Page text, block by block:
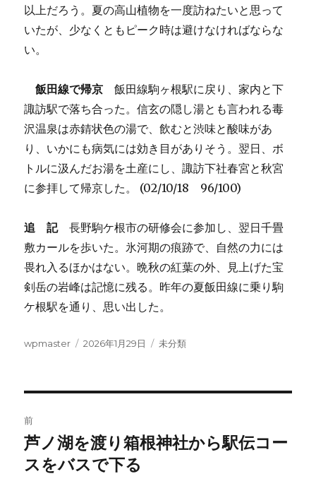
以上だろう。夏の高山植物を一度訪ねたいと思って
いたが、少なくともピーク時は避けなければならな
い。
飯田線で帰京 飯田線駒ヶ根駅に戻り、家内と下
諏訪駅で落ち合った。信玄の隠し湯とも言われる毒
沢温泉は赤錆状色の湯で、飲むと渋味と酸味があ
り、いかにも病気には効き目がありそう。翌日、ボ
トルに汲んだお湯を土産にし、諏訪下社春宮と秋宮
に参拝して帰京した。 (02/10/18 96/100)
追 記長野駒ケ根市の研修会に参加し、翌日千畳
敷カールを歩いた。氷河期の痕跡で、自然の力には
畏れ入るほかはない。晩秋の紅葉の外、見上げた宝
剣岳の岩峰は記憶に残る。昨年の夏飯田線に乗り駒
ケ根駅を通り、思い出した。
投
wpmaster
投
2026年1月29日
カ
未分類
稿
ナ
前
前
の
芦ノ湖を渡り箱根神社から駅伝コー
スをバスで下る